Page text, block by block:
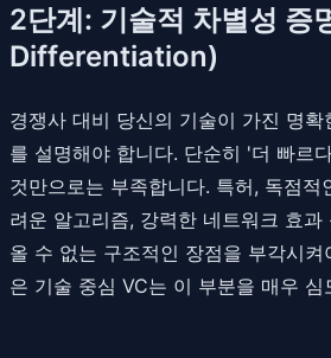
2단계: 기술적 차별성 증
Differentiation)
경쟁사 대비 당신의 기술이 가진 명
를 설명해야 합니다. 단순히 '더 빠르
것만으로는 부족합니다. 특허, 독점적
려운 알고리즘, 강력한 네트워크 효
올 수 없는 구조적인 장점을 부각시
은 기술 중심 VC는 이 부분을 매우 심